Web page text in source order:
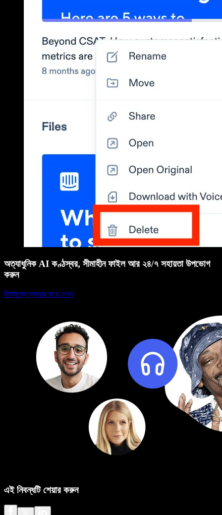
অত্যাধুনিক AI কণ্ঠস্বর, সীমাহীন ফাইল আর ২৪/৭ সহায়তা উপভোগ
করুন
বিনামূল্যে ব্যবহার করে দেখুন
এই নিবন্ধটি শেয়ার করুন